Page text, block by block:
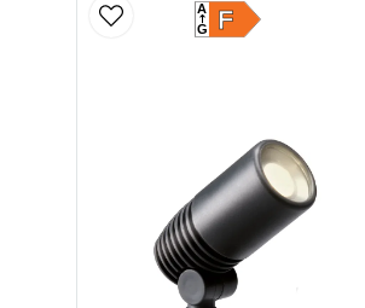
F
A
G